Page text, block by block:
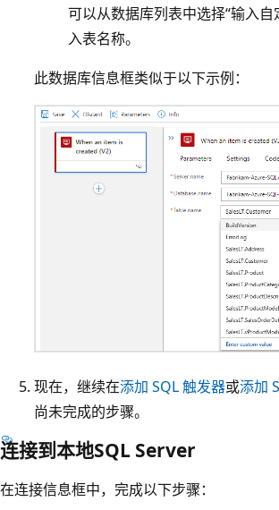
可以从数据库列表中选择“输入
入表名称。
此数据库信息框类似于以下示例：
现在，继续在添加 SQL 触发器或添加
尚未完成的步骤。
连接到本地SQL Server
在连接信息框中，完成以下步骤：